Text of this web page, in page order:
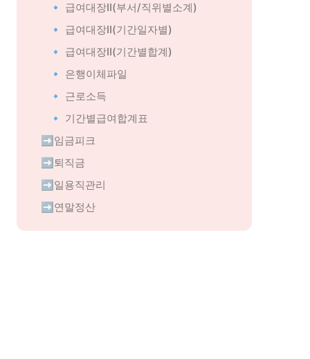
🔹 급여대장Ⅱ(부서/직위별소계)
🔹 급여대장Ⅱ(기간일자별)
🔹 급여대장Ⅱ(기간별합계)
🔹 은행이체파일
🔹 근로소득
🔹 기간별급여합계표
➡️임금피크
➡️퇴직금
➡️일용직관리
➡️연말정산